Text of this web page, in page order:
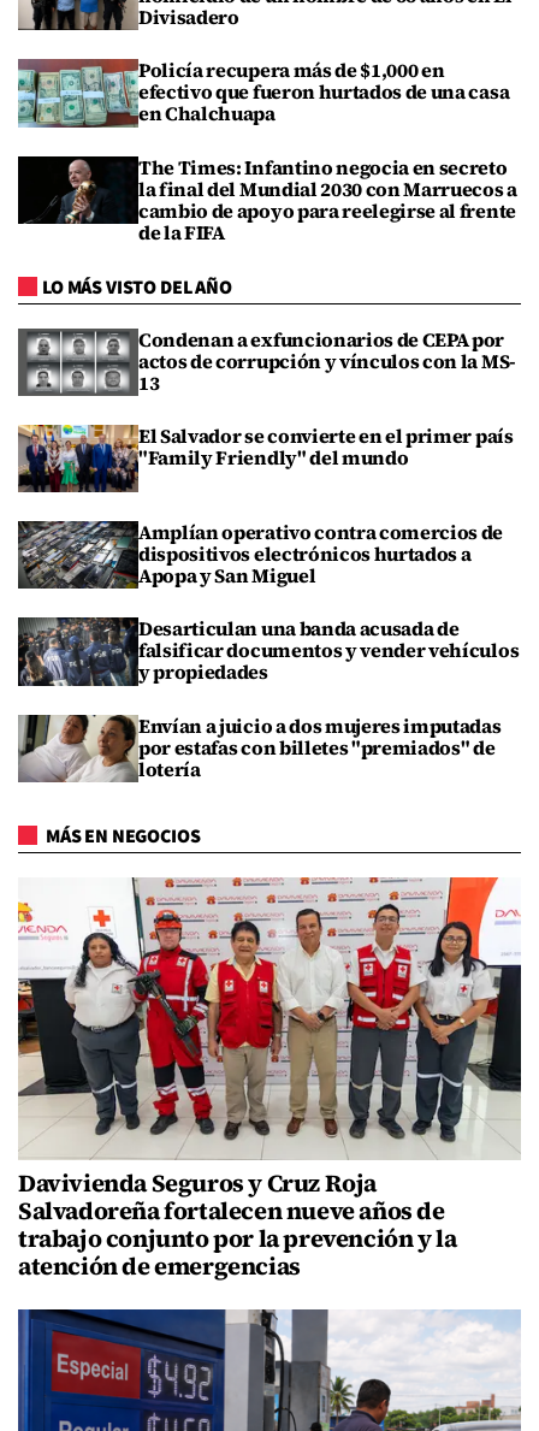
Divisadero
Policía recupera más de $1,000 en
efectivo que fueron hurtados de una casa
en Chalchuapa
The Times: Infantino negocia en secreto
la final del Mundial 2030 con Marruecos a
cambio de apoyo para reelegirse al frente
de la FIFA
LO MÁS VISTO DEL AÑO
Condenan a exfuncionarios de CEPA por
actos de corrupción y vínculos con la MS-
13
El Salvador se convierte en el primer país
"Family Friendly" del mundo
Amplían operativo contra comercios de
dispositivos electrónicos hurtados a
Apopa y San Miguel
Desarticulan una banda acusada de
falsificar documentos y vender vehículos
y propiedades
Envían a juicio a dos mujeres imputadas
por estafas con billetes "premiados" de
lotería
MÁS EN NEGOCIOS
Davivienda Seguros y Cruz Roja
Salvadoreña fortalecen nueve años de
trabajo conjunto por la prevención y la
atención de emergencias